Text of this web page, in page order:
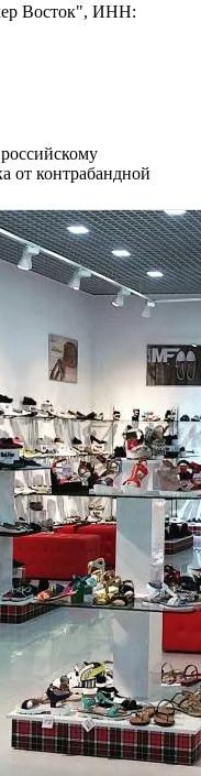
Восток", ИНН:
от контрабандной